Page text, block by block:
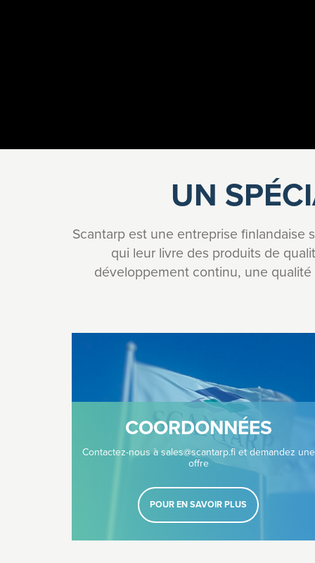
UN
Scantarp est une entreprise finlandaise
qui leur livre des produits de
développement continu, une
COORDONNÉES
Contactez-nous à sales@scantarp.fi et demandez une
offre
POUR EN SAVOIR PLUS